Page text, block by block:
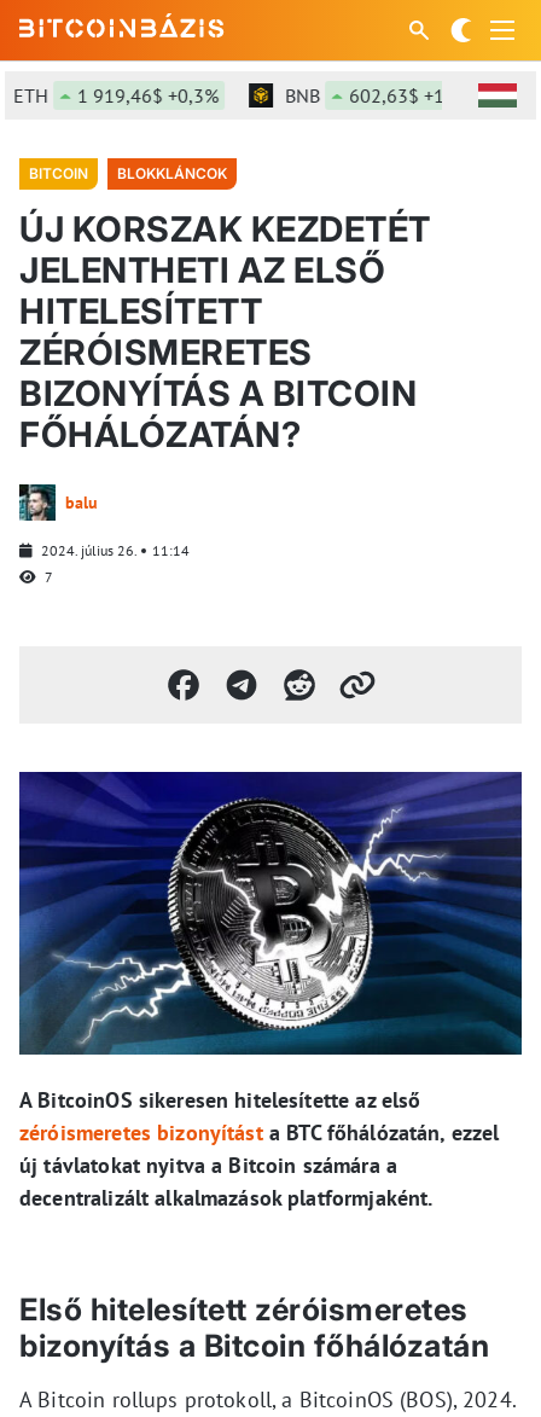
1 919,46$ +0,3% BNB 602,63$ +1,47%
BITCOIN BLOKKLÁNCOK
ÚJ KORSZAK KEZDETÉT
JELENTHETI AZ ELSŐ
HITELESÍTETT
ZÉRÓISMERETES
BIZONYÍTÁS A BITCOIN
FŐHÁLÓZATÁN?
balu
2024. július 26.
11:14
7
A BitcoinOS sikeresen hitelesítette az első
zéróismeretes bizonyításta BTC főhálózatán, ezzel
új távlatokat nyitva a Bitcoin számára a
decentralizált alkalmazások platformjaként.
Első hitelesített zéróismeretes
bizonyítás a Bitcoin főhálózatán
A Bitcoin rollups protokoll, a BitcoinOS (BOS), 2024.